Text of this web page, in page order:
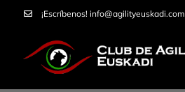
Saltar
contenido
¡Escríbenos! info@agilityeuskadi.com